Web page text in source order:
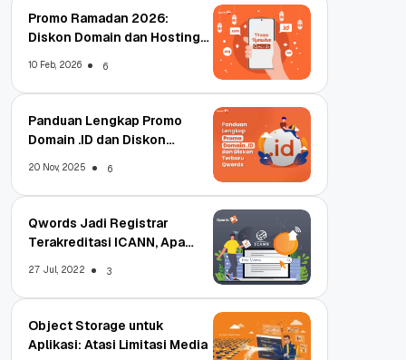
Promo Ramadan 2026:
Diskon Domain dan Hosting
10 Feb, 2026 6
Panduan Lengkap Promo
Domain .ID dan Diskon
20 Nov, 2025 6
Qwords Jadi Registrar
Terakreditasi ICANN, Apa
27 Jul, 2022 3
Object Storage untuk
Aplikasi: Atasi Limitasi Media